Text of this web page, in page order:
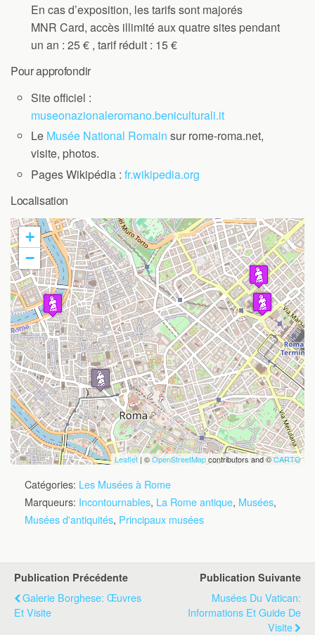
En cas d’exposition, les tarifs sont majorés
MNR Card, accès illimité aux quatre sites pendant
un an : 25 € , tarif réduit : 15 €
Pour approfondir
Site officiel :
museonazionaleromano.beniculturali.it
Le Musée National Romain sur rome-roma.net,
visite, photos.
Pages Wikipédia :fr.wikipedia.org
Localisation
Travelers' Map is loading...
If you see this after your page is
loaded completely, leafletJS files are
missing.
+
−
Leaflet | ©OpenStreetMapcontributors and ©CARTO
Catégories: Les Musées à Rome
Marqueurs: Incontournables, La Rome antique, Musées,
Musées d'antiquités, Principaux musées
Publication Précédente
Galerie Borghese: Œuvres
Et Visite
Publication Suivante
Musées Du Vatican:
Informations Et Guide De
Visite